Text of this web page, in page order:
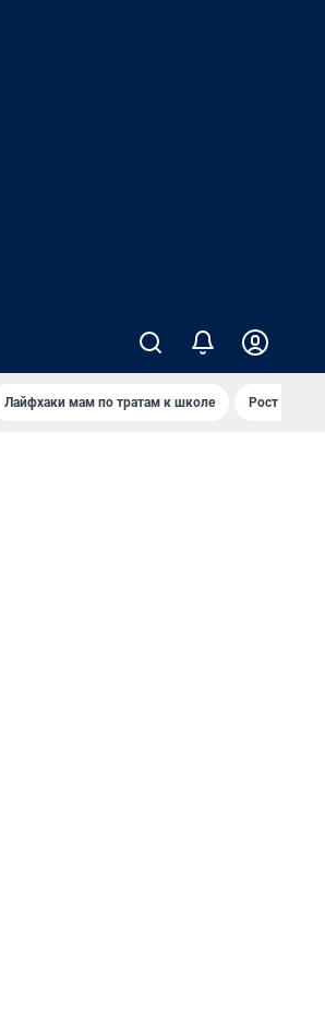
Лайфхаки мам по тратам к школе Рост цен на